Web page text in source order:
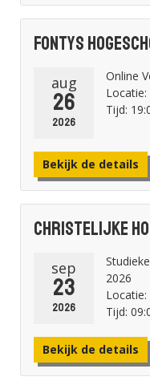
Fontys
aug
26
2026
Online
Locatie:
Tijd:
Bekijk de details
Christelijke
sep
23
2026
2026
Locatie:
Tijd:
Bekijk de details